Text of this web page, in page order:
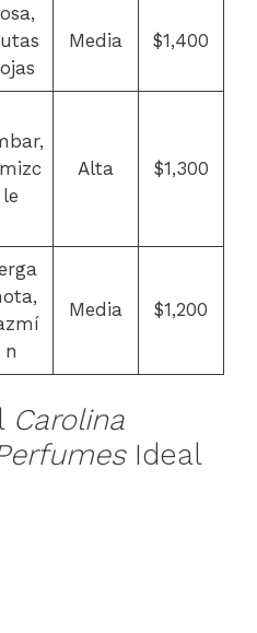
Media $1,400
le
Alta $1,300
n
Media $1,200
Carolina
Ideal